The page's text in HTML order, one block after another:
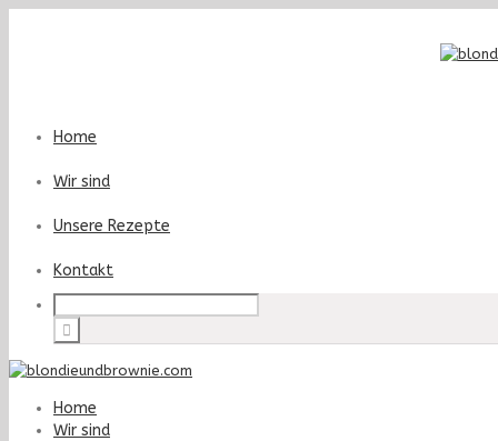
Home
Wir sind
Unsere Rezepte
Kontakt
Home
Wir sind